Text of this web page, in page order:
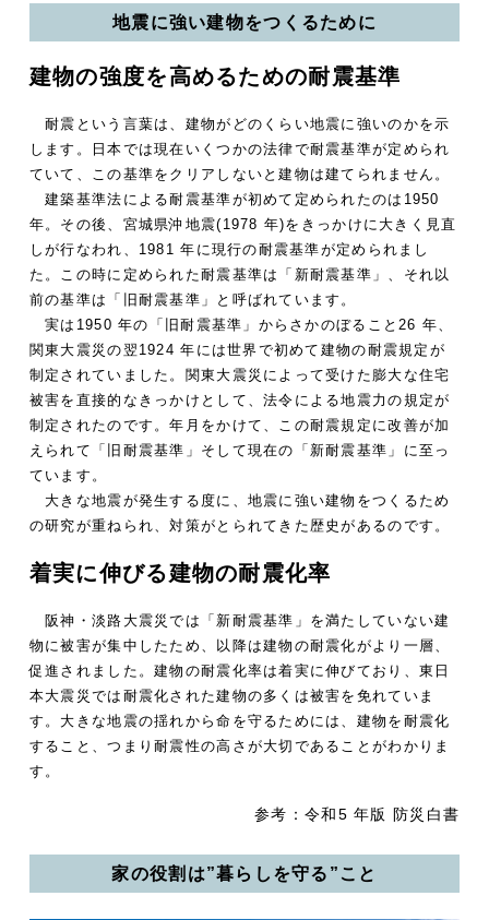
地震に強い建物をつくるために
建物の強度を高めるための耐震基準
耐震という言葉は、建物がどのくらい地震に強いのかを示
します。日本では現在いくつかの法律で耐震基準が定められ
ていて、この基準をクリアしないと建物は建てられません。
建築基準法による耐震基準が初めて定められたのは1950
年。その後、宮城県沖地震(1978 年)をきっかけに大きく見直
しが行なわれ、1981 年に現行の耐震基準が定められまし
た。この時に定められた耐震基準は「新耐震基準」、それ以
前の基準は「旧耐震基準」と呼ばれています。
実は1950 年の「旧耐震基準」からさかのぼること26 年、
関東大震災の翌1924 年には世界で初めて建物の耐震規定が
制定されていました。関東大震災によって受けた膨大な住宅
被害を直接的なきっかけとして、法令による地震力の規定が
制定されたのです。年月をかけて、この耐震規定に改善が加
えられて「旧耐震基準」そして現在の「新耐震基準」に至っ
ています。
大きな地震が発生する度に、地震に強い建物をつくるため
の研究が重ねられ、対策がとられてきた歴史があるのです。
着実に伸びる建物の耐震化率
阪神・淡路大震災では「新耐震基準」を満たしていない建
物に被害が集中したため、以降は建物の耐震化がより一層、
促進されました。建物の耐震化率は着実に伸びており、東日
本大震災では耐震化された建物の多くは被害を免れていま
す。大きな地震の揺れから命を守るためには、建物を耐震化
すること、つまり耐震性の高さが大切であることがわかりま
す。
参考：令和5 年版 防災白書
家の役割は”暮らしを守る”こと